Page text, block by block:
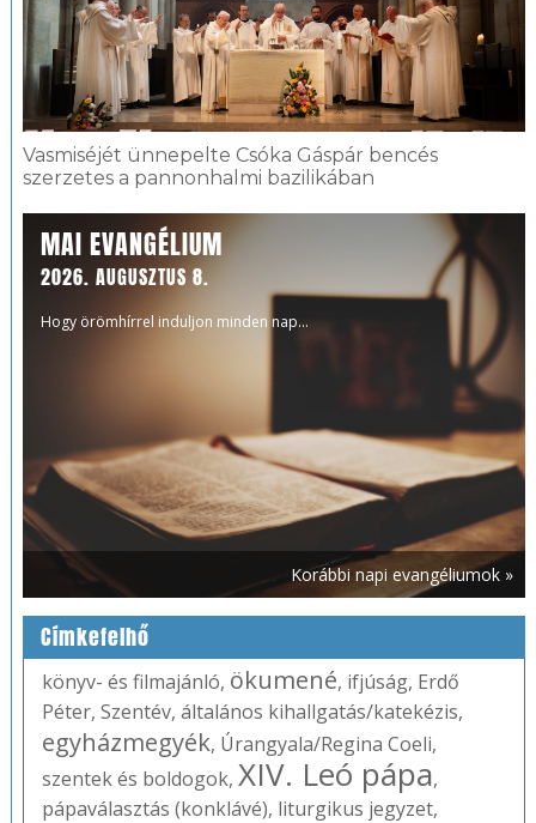
Vasmiséjét ünnepelte Csóka Gáspár bencés
szerzetes a pannonhalmi bazilikában
MAI EVANGÉLIUM
2026. AUGUSZTUS 8.
Hogy örömhírrel induljon minden nap...
Korábbi napi evangéliumok »
Címkefelhő
könyv- és filmajánló, ökumené, ifjúság, Erdő
Péter, Szentév, általános kihallgatás/katekézis,
egyházmegyék, Úrangyala/Regina Coeli,
szentek és boldogok, XIV. Leó pápa,
pápaválasztás (konklávé), liturgikus jegyzet,